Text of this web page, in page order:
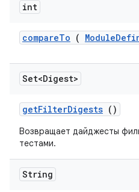
int
compareTo ( Module
Set<Digest>
getFilterDigests ()
Возвращает дайджесты
тестами.
String